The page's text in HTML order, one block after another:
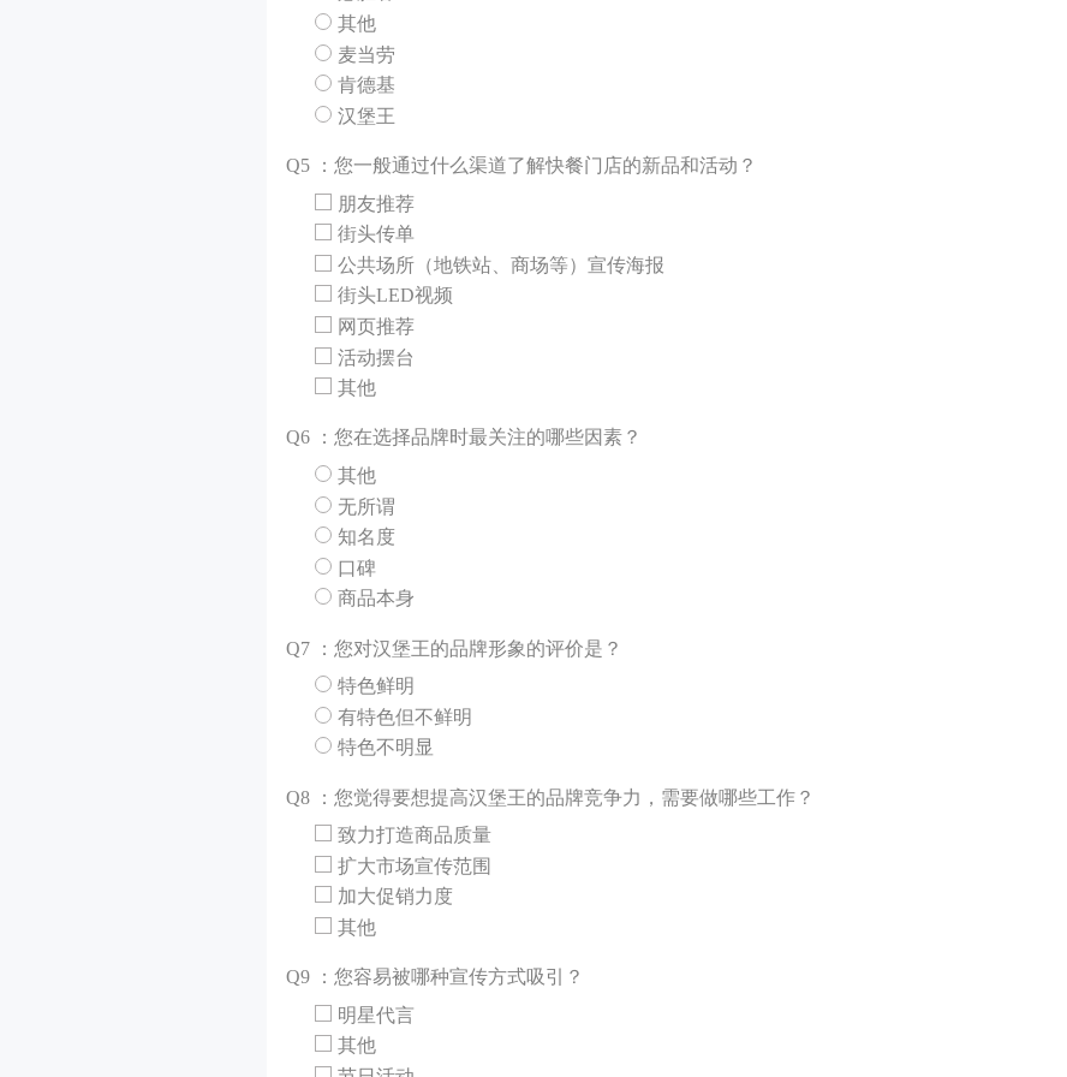
其他
麦当劳
肯德基
汉堡王
Q5 ：您一般通过什么渠道了解快餐门店的新品和活动？
朋友推荐
街头传单
公共场所（地铁站、商场等）宣传海报
街头LED视频
网页推荐
活动摆台
其他
Q6 ：您在选择品牌时最关注的哪些因素？
其他
无所谓
知名度
口碑
商品本身
Q7 ：您对汉堡王的品牌形象的评价是？
特色鲜明
有特色但不鲜明
特色不明显
Q8 ：您觉得要想提高汉堡王的品牌竞争力，需要做哪些工作？
致力打造商品质量
扩大市场宣传范围
加大促销力度
其他
Q9 ：您容易被哪种宣传方式吸引？
明星代言
其他